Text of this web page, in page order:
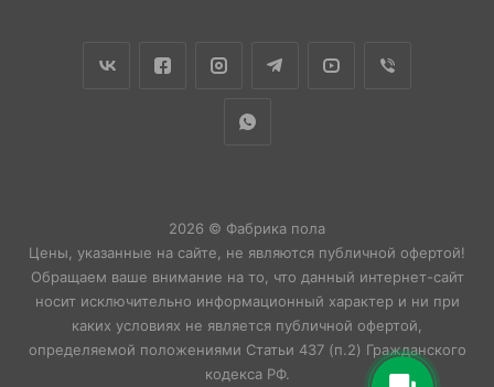
2026 © Фабрика пола
Цены, указанные на сайте, не являются публичной офертой!
Обращаем ваше внимание на то, что данный интернет-сайт
носит исключительно информационный характер и ни при
каких условиях не является публичной офертой,
определяемой положениями Статьи 437 (п.2) Гражданского
кодекса РФ.